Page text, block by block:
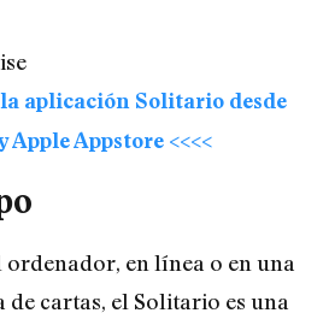
la aplicación Solitario desde
Appstore <<<<
ordenador, en línea o en una
de cartas, el Solitario es una